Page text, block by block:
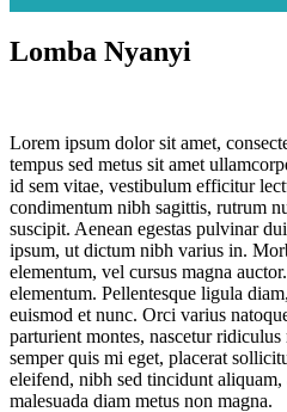
Lomba Nyanyi
Lorem ipsum dolor sit amet,
tempus sed metus sit amet
id sem vitae, vestibulum efficitur
condimentum nibh sagittis, rutrum
suscipit. Aenean egestas pulvinar
ipsum, ut dictum nibh varius in.
elementum, vel cursus magna
elementum. Pellentesque ligula
euismod et nunc. Orci varius
parturient montes, nascetur
semper quis mi eget, placerat
eleifend, nibh sed tincidunt
malesuada diam metus non magna.